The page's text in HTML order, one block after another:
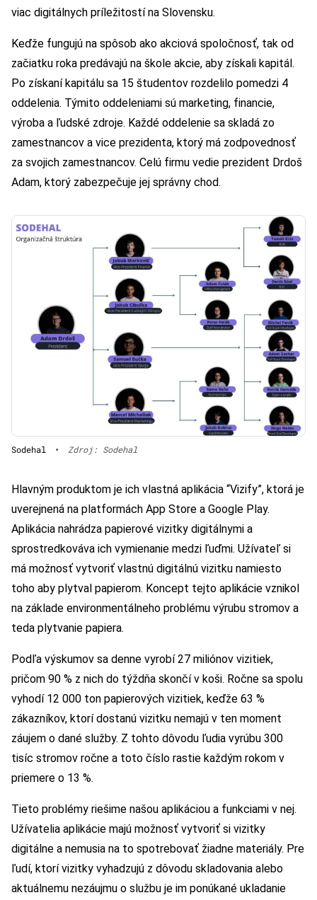
viac digitálnych príležitostí na Slovensku.
Keďže fungujú na spôsob ako akciová spoločnosť, tak od
začiatku roka predávajú na škole akcie, aby získali kapitál.
Po získaní kapitálu sa 15 študentov rozdelilo pomedzi 4
oddelenia. Týmito oddeleniami sú marketing, financie,
výroba a ľudské zdroje. Každé oddelenie sa skladá zo
zamestnancov a vice prezidenta, ktorý má zodpovednosť
za svojich zamestnancov. Celú firmu vedie prezident Drdoš
Adam, ktorý zabezpečuje jej správny chod.
Sodehal • Zdroj: Sodehal
Hlavným produktom je ich vlastná aplikácia “Vizify”, ktorá je
uverejnená na platformách App Store a Google Play.
Aplikácia nahrádza papierové vizitky digitálnymi a
sprostredkováva ich vymienanie medzi ľuďmi. Užívateľ si
má možnosť vytvoriť vlastnú digitálnú vizitku namiesto
toho aby plytval papierom. Koncept tejto aplikácie vznikol
na základe environmentálneho problému výrubu stromov a
teda plytvanie papiera.
Podľa výskumov sa denne vyrobí 27 miliónov vizitiek,
pričom 90 % z nich do týždňa skončí v koši. Ročne sa spolu
vyhodí 12 000 ton papierových vizitiek, keďže 63 %
zákazníkov, ktorí dostanú vizitku nemajú v ten moment
záujem o dané služby. Z tohto dôvodu ľudia vyrúbu 300
tisíc stromov ročne a toto číslo rastie každým rokom v
priemere o 13 %.
Tieto problémy riešime našou aplikáciou a funkciami v nej.
Užívatelia aplikácie majú možnosť vytvoriť si vizitky
digitálne a nemusia na to spotrebovať žiadne materiály. Pre
ľudí, ktorí vizitky vyhadzujú z dôvodu skladovania alebo
aktuálnemu nezáujmu o službu je im ponúkané ukladanie